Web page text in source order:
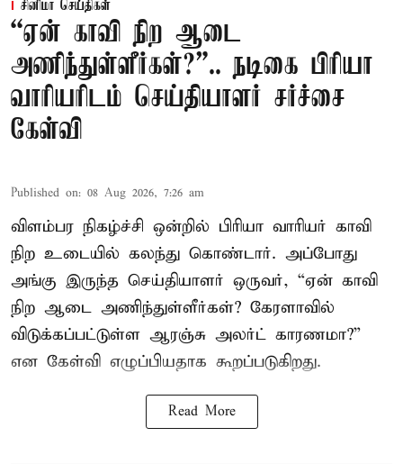
சினிமா செய்திகள்
“ஏன் காவி நிற ஆடை
அணிந்துள்ளீர்கள்?”.. நடிகை பிரியா
வாரியரிடம் செய்தியாளர் சர்ச்சை
கேள்வி
Published on: 08 Aug 2026, 7:26 am
விளம்பர நிகழ்ச்சி ஒன்றில் பிரியா வாரியர் காவி
நிற உடையில் கலந்து கொண்டார். அப்போது
அங்கு இருந்த செய்தியாளர் ஒருவர், “ஏன் காவி
நிற ஆடை அணிந்துள்ளீர்கள்? கேரளாவில்
விடுக்கப்பட்டுள்ள ஆரஞ்சு அலர்ட் காரணமா?”
என கேள்வி எழுப்பியதாக கூறப்படுகிறது.
Read More